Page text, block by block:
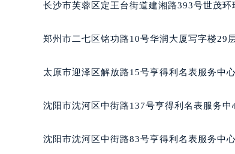
长沙市芙蓉区定王台街道建湘路393号世茂
郑州市二七区铭功路10号华润大厦写字楼29
太原市迎泽区解放路15号亨得利名表服务中
沈阳市沈河区中街路137号亨得利名表服务
沈阳市沈河区中街路83号亨得利名表服务中